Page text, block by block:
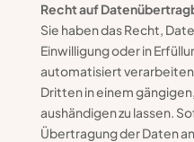
Recht auf
Sie haben das Recht,
Einwilligung oder in
automatisiert
Dritten in einem
aushändigen zu lassen.
Übertragung der Daten